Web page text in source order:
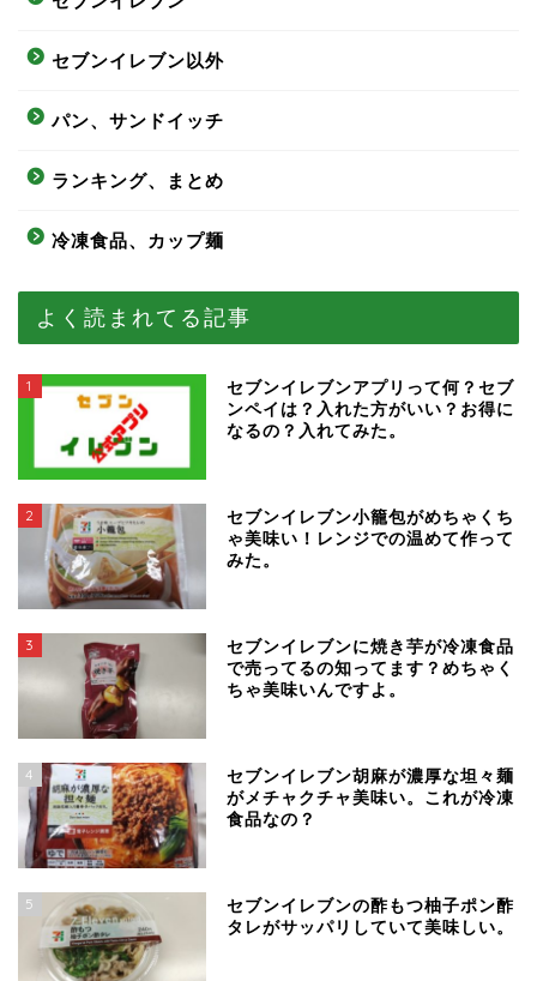
セブンイレブン以外
パン、サンドイッチ
ランキング、まとめ
冷凍食品、カップ麺
よく読まれてる記事
1
セブンイレブンアプリって何？セブ
ンペイは？入れた方がいい？お得に
なるの？入れてみた。
2
セブンイレブン小籠包がめちゃくち
ゃ美味い！レンジでの温めて作って
みた。
3
セブンイレブンに焼き芋が冷凍食品
で売ってるの知ってます？めちゃく
ちゃ美味いんですよ。
4
セブンイレブン胡麻が濃厚な坦々麺
がメチャクチャ美味い。これが冷凍
食品なの？
5
セブンイレブンの酢もつ柚子ポン酢
タレがサッパリしていて美味しい。